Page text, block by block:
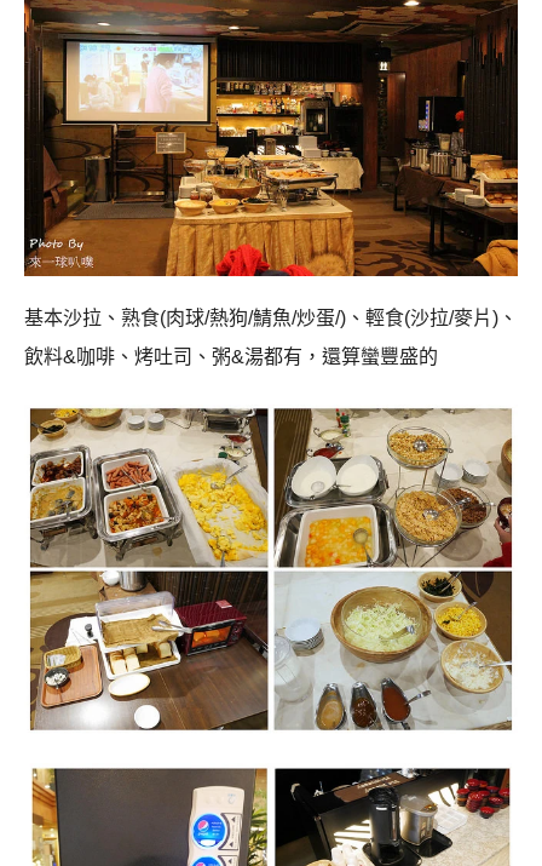
基本沙拉、熟食(肉球/熱狗/鯖魚/炒蛋/) 、輕食(沙拉/麥片) 、
飲料&咖啡、烤吐司、粥&湯都有，還算蠻豐盛的